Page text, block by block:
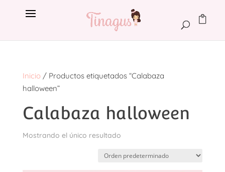
Inicio/ Productos etiquetados “Calabaza
halloween”
Calabaza halloween
Mostrando el único resultado